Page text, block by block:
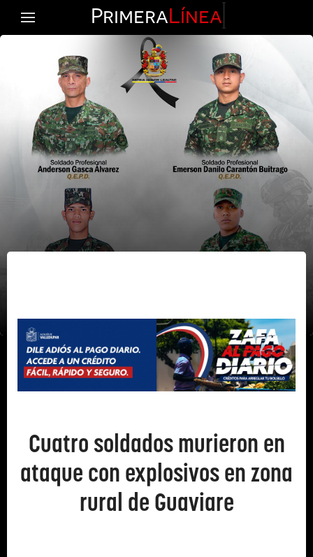
PrimeraLínea
Cuatro soldados murieron en
ataque con explosivos en zona
rural de Guaviare